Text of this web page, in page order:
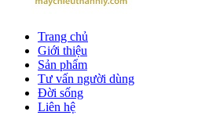
Trang chủ
Giới thiệu
Sản phẩm
Tư vấn người dùng
Đời sống
Liên hệ